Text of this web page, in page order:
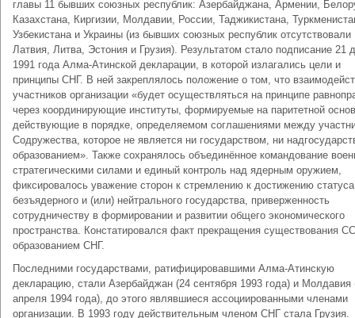
главы 11 бывших союзных республик: Азербайджана, Армении,
Казахстана, Киргизии, Молдавии, России, Таджикистана,
Узбекистана и Украины (из бывших союзных республик отсутствовали
Латвия, Литва, Эстония и Грузия). Результатом стало подписание 21
1991 года Алма-Атинской декларации, в которой излагались цели и
принципы СНГ. В ней закреплялось положение о том, что
участников организации «будет осуществляться на принципе
через координирующие институты, формируемые на паритетной
действующие в порядке, определяемом соглашениями между
Содружества, которое не является ни государством, ни
образованием». Также сохранялось объединённое командование
стратегическими силами и единый контроль над ядерным оружием,
фиксировалось уважение сторон к стремлению к достижению статуса
безъядерного и (или) нейтрального государства, приверженность
сотрудничеству в формировании и развитии общего экономического
пространства. Констатировался факт прекращения существования
образованием СНГ.
Последними государствами, ратифицировавшими Алма-Атинскую
декларацию, стали Азербайджан (24 сентября 1993 года) и Молдавия
апреля 1994 года), до этого являвшиеся ассоциированными членами
организации. В 1993 году действительным членом СНГ стала Грузия.